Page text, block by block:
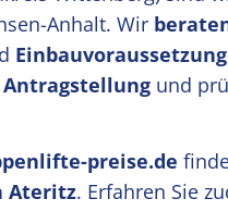
Anhalt. Wir
Antragstellung und
preise.de
Ateritz. Erfahren Sie